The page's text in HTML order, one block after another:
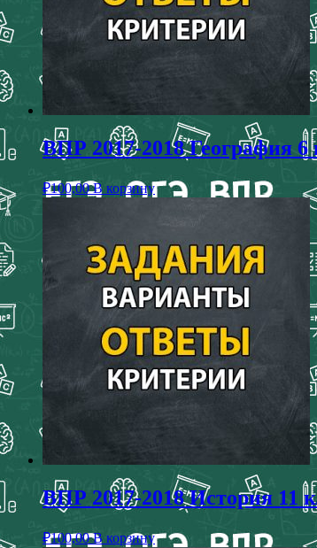
ВПР 2017-2018 География 6
₽100,00 В корзину
ВПР 2017-2018 История 11
₽100,00 В корзину